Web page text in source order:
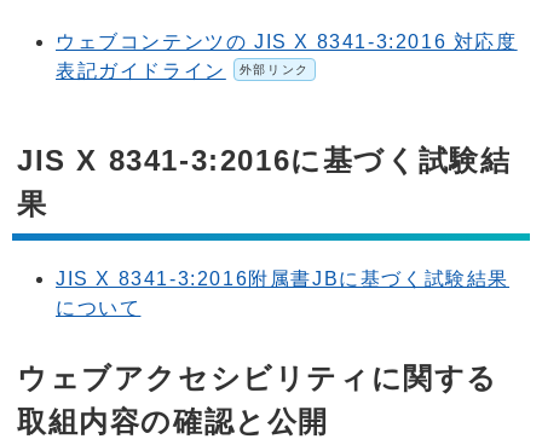
ウェブコンテンツの JIS X 8341-3:2016 対応度
表記ガイドライン
外部リンク
JIS X 8341-3:2016に基づく試験結
果
JIS X 8341-3:2016附属書JBに基づく試験結果
について
ウェブアクセシビリティに関する
取組内容の確認と公開